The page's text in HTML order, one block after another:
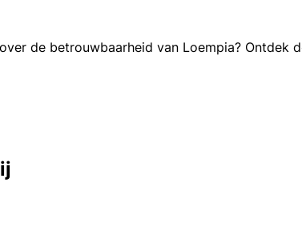
de betrouwbaarheid van Loempia?